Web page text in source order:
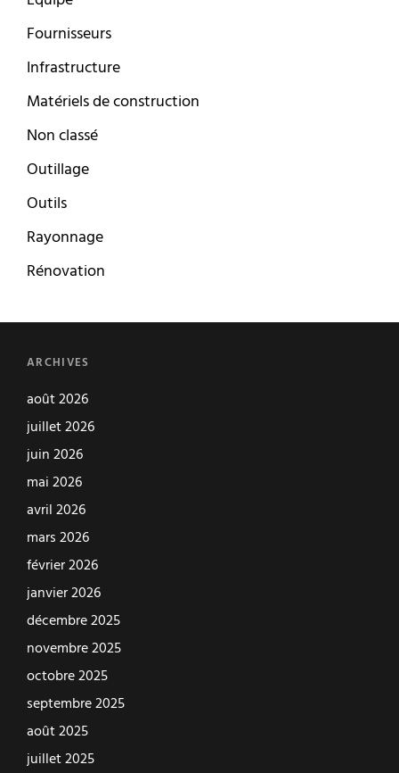
Fournisseurs
Infrastructure
Matériels de construction
Non classé
Outillage
Outils
Rayonnage
Rénovation
ARCHIVES
août 2026
juillet 2026
juin 2026
mai 2026
avril 2026
mars 2026
février 2026
janvier 2026
décembre 2025
novembre 2025
octobre 2025
septembre 2025
août 2025
juillet 2025